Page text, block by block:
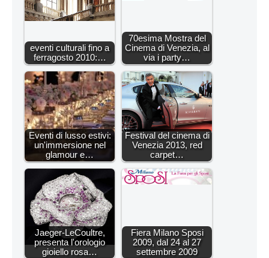
eventi culturali fino a
ferragosto 2010:…
70esima Mostra del
Cinema di Venezia, al
via i party…
Eventi di lusso estivi:
un'immersione nel
glamour e…
Festival del cinema di
Venezia 2013, red
carpet…
Jaeger-LeCoultre,
presenta l'orologio
gioiello rosa…
Fiera Milano Sposi
2009, dal 24 al 27
settembre 2009